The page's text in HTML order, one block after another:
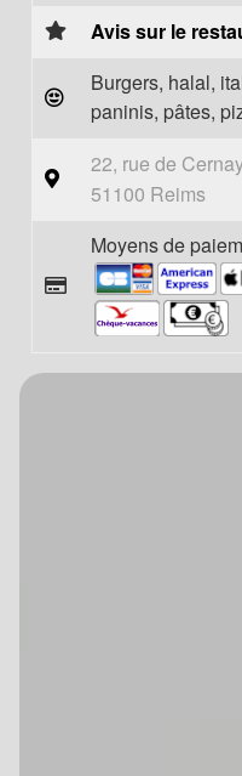
Avis sur le
Burgers, halal,
paninis, pâtes,
22, rue de
51100 Reims
Moyens de